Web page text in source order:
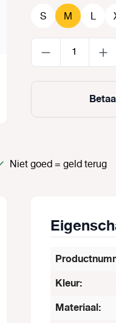
S M L
Niet goed = geld terug
Kleur:
Materiaal: